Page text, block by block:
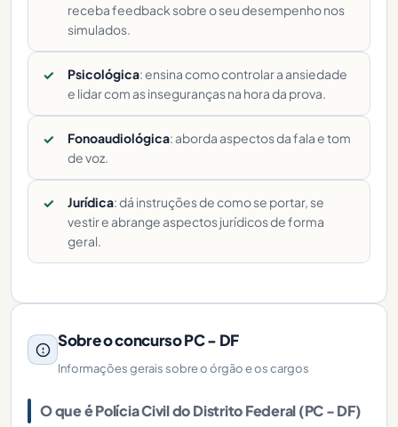
receba feedback sobre o seu desempenho nos
simulados.
Psicológica: ensina como controlar a ansiedade
e lidar com as inseguranças na hora da prova.
Fonoaudiológica: aborda aspectos da fala e tom
de voz.
Jurídica: dá instruções de como se portar, se
vestir e abrange aspectos jurídicos de forma
geral.
Sobre o concurso PC - DF
Informações gerais sobre o órgão e os cargos
O que é Polícia Civil do Distrito Federal (PC - DF)